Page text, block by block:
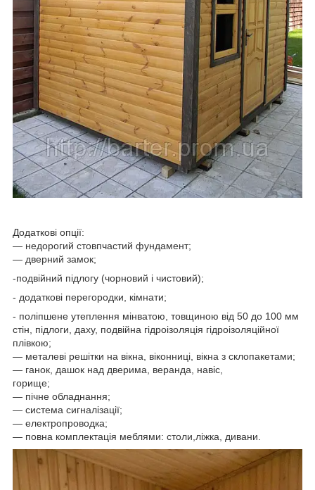
Додаткові опції:
― недорогий стовпчастий фундамент;
― дверний замок;
-подвійний підлогу (чорновий і чистовий);
- додаткові перегородки, кімнати;
- поліпшене утеплення мінватою, товщиною від 50 до 100 мм
стін, підлоги, даху, подвійна гідроізоляція гідроізоляційної
плівкою;
― металеві решітки на вікна, віконниці, вікна з склопакетами;
― ганок, дашок над дверима, веранда, навіс,
горище;
― пічне обладнання;
― система сигналізації;
― електропроводка;
― повна комплектація меблями: столи,ліжка, дивани.